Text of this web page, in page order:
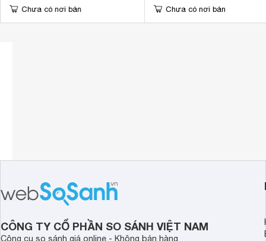
Chưa có nơi bán Chưa có nơi bán
CÔNG TY CỔ PHẦN SO SÁNH VIỆT NAM
Công cụ so sánh giá online - Không bán hàng